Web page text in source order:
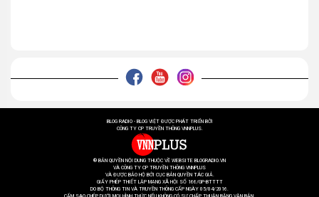
BLOG RADIO - BLOG VIỆT ĐƯỢC PHÁT TRIỂN BỞI
CÔNG TY CP TRUYỀN THÔNG VNNPLUS.
® BẢN QUYỀN NỘI DUNG THUỘC VỀ WEBSITE BLOGRADIO.VN
VÀ CÔNG TY CP TRUYỀN THÔNG VNNPLUS
VÀ ĐƯỢC BẢO HỘ BỞI CỤC BẢN QUYỀN TÁC GIẢ.
GIẤY PHÉP THIẾT LẬP MẠNG XÃ HỘI SỐ 166/GP-BTTTT
DO BỘ THÔNG TIN VÀ TRUYỀN THÔNG CẤP NGÀY 05/04/2016.